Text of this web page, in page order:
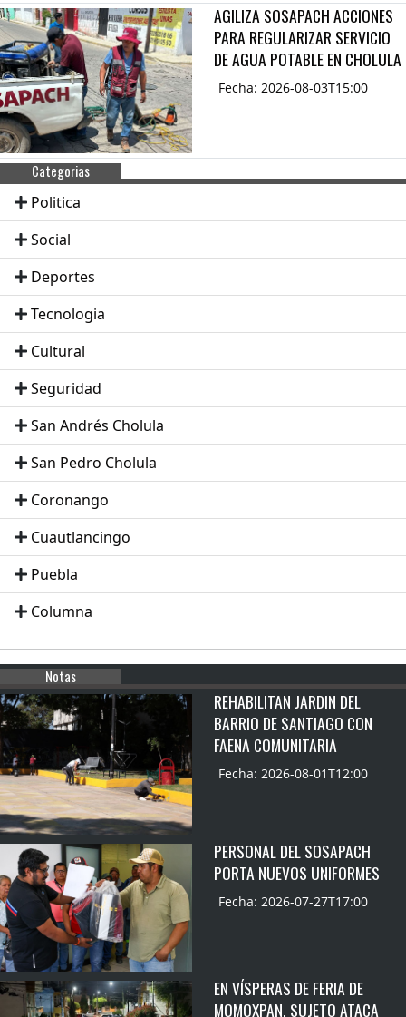
AGILIZA SOSAPACH ACCIONES
PARA REGULARIZAR SERVICIO
DE AGUA POTABLE EN CHOLULA
Fecha: 2026-08-03T15:00
Categorias
Politica
Social
Deportes
Tecnologia
Cultural
Seguridad
San Andrés Cholula
San Pedro Cholula
Coronango
Cuautlancingo
Puebla
Columna
Notas
REHABILITAN JARDIN DEL
BARRIO DE SANTIAGO CON
FAENA COMUNITARIA
Fecha: 2026-08-01T12:00
PERSONAL DEL SOSAPACH
PORTA NUEVOS UNIFORMES
Fecha: 2026-07-27T17:00
EN VÍSPERAS DE FERIA DE
MOMOXPAN, SUJETO ATACA